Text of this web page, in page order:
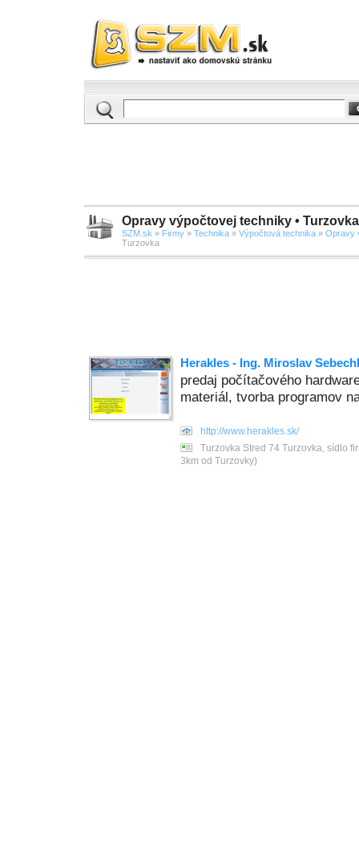
Opravy výpočtovej techniky • Turzovka
SZM.sk » Firmy » Technika » Výpočtová technika » Opravy
Turzovka
Herakles - Ing. Miroslav
predaj počítačového
materiál, tvorba programov
http://www.herakles.sk/
Turzovka Stred 74 Turzovka, sídlo
3km od Turzovky)